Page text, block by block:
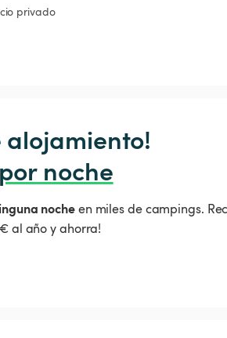
privado
alojamiento!
noche
nocheen miles de campings.
al año y ahorra!